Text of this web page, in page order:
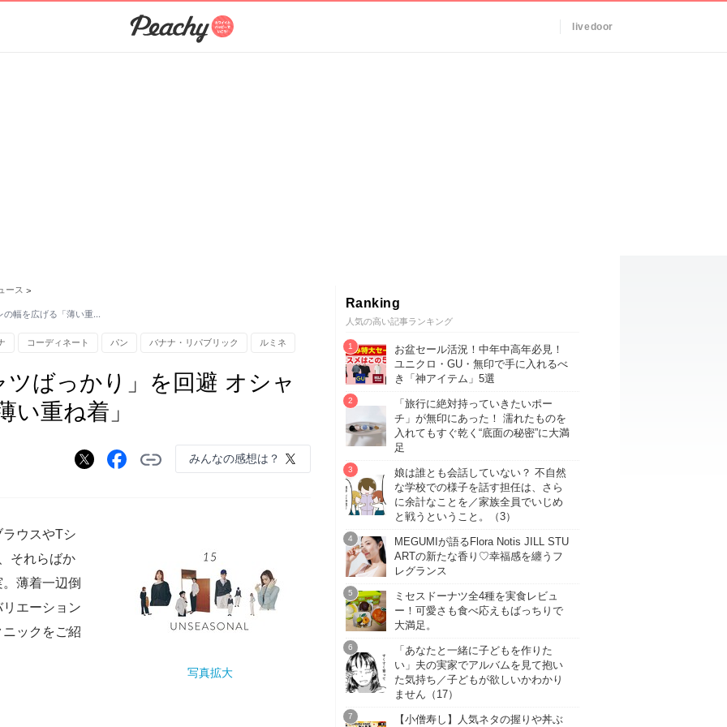
livedoor
ース >
の幅を広げる「薄い重…
コーディネート パン バナナ・リパブリック ルミネ
ばっかり」を回避 オシャ
い重ね着」
みんなの感想は？
写真拡大
ウスやTシ
それらばか
薄着一辺倒
リエーション
ックをご紹
Ranking
人気の高い記事ランキング
お盆セール活況！中年中高年必見！
ユニクロ・GU・無印で手に入れるべ
き「神アイテム」5選
「旅行に絶対持っていきたいポー
チ」が無印にあった！ 濡れたものを
入れてもすぐ乾く“底面の秘密”に大満
足
娘は誰とも会話していない？ 不自然
な学校での様子を話す担任は、さら
に余計なことを／家族全員でいじめ
と戦うということ。（3）
MEGUMIが語るFlora Notis JILL STU
ARTの新たな香り♡幸福感を纏うフ
レグランス
ミセスドーナツ全4種を実食レビュ
ー！可愛さも食べ応えもばっちりで
大満足。
「あなたと一緒に子どもを作りた
い」夫の実家でアルバムを見て抱い
た気持ち／子どもが欲しいかわかり
ません（17）
【小僧寿し】人気ネタの握りや丼ぶ